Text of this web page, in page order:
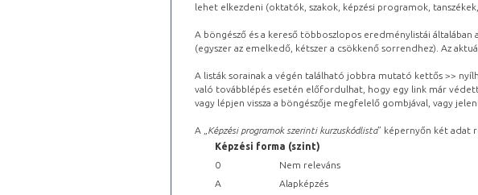
lehet elkezdeni (oktatók, szakok, képzési programok,
A böngésző és a kereső többoszlopos eredménylistái
(egyszer az emelkedő, kétszer a csökkenő sorrendhez). Az
A listák sorainak a végén található jobbra mutató kettős >>
való továbblépés esetén előfordulhat, hogy egy link már
vagy lépjen vissza a böngészője megfelelő gombjával, vagy
A „ Képzési programok szerinti kurzuskódlista” képernyőn két adat
Képzési forma (szint)
0
Nem releváns
A
Alapképzés